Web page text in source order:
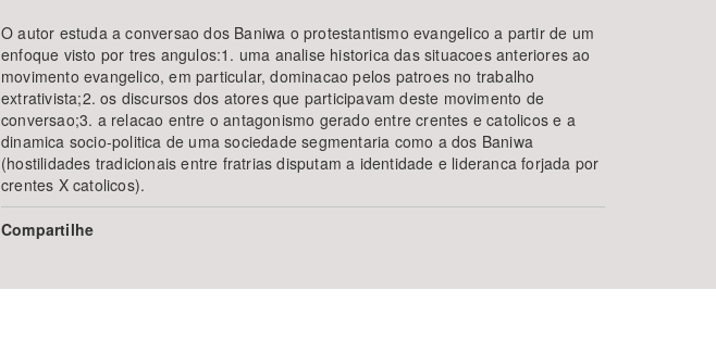
O autor estuda a conversao dos Baniwa o protestantismo evangelico a partir de um
enfoque visto por tres angulos:1. uma analise historica das situacoes anteriores ao
movimento evangelico, em particular, dominacao pelos patroes no trabalho
extrativista;2. os discursos dos atores que participavam deste movimento de
conversao;3. a relacao entre o antagonismo gerado entre crentes e catolicos e a
dinamica socio-politica de uma sociedade segmentaria como a dos Baniwa
(hostilidades tradicionais entre fratrias disputam a identidade e lideranca forjada por
crentes X catolicos).
Compartilhe